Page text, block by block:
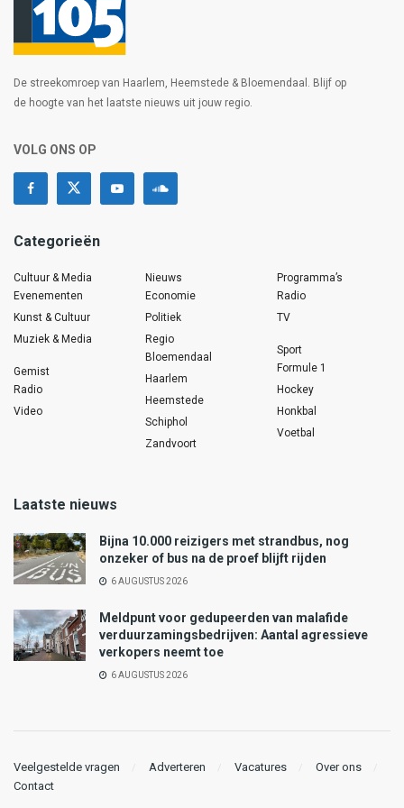
De streekomroep van Haarlem, Heemstede & Bloemendaal. Blijf op
de hoogte van het laatste nieuws uit jouw regio.
VOLG ONS OP
Categorieën
Cultuur & Media
Evenementen
Kunst & Cultuur
Muziek & Media
Gemist
Radio
Video
Nieuws
Economie
Politiek
Regio
Bloemendaal
Haarlem
Heemstede
Schiphol
Zandvoort
Programma’s
Radio
TV
Sport
Formule 1
Hockey
Honkbal
Voetbal
Laatste nieuws
Bijna 10.000 reizigers met strandbus, nog
onzeker of bus na de proef blijft rijden
6 AUGUSTUS 2026
Meldpunt voor gedupeerden van malafide
verduurzamingsbedrijven: Aantal agressieve
verkopers neemt toe
6 AUGUSTUS 2026
Veelgestelde vragen Adverteren Vacatures
Over ons
Contact